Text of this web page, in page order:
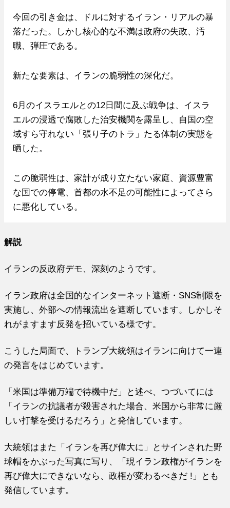
今回の引き金は、ドルに対するイラン・リアルの暴
落だった。しかし核心的な不満は政府の失政、汚
職、弾圧である。
新たな要素は、イランの脆弱性の深化だ。
6月のイスラエルとの12日間に及ぶ戦争は、イスラ
エルの浸透で腐敗した治安機関を露呈し、自国の空
域すら守れない「張り子のトラ」たる体制の実態を
晒した。
この脆弱性は、家計が成り立たない家庭、資源豊富
な国での停電、首都の水不足の可能性によってさら
に悪化している。
解説
イランの反政府デモ、深刻のようです。
イラン政府は全国的なインターネット遮断・SNS制限を
実施し、外部への情報流出を遮断しています。しかしそ
れがますます反発を招いている様です。
こうした局面で、トランプ大統領はイランに向けて一連
の発言をはじめています。
「米国は準備万端で待機中だ」と述べ、つづいてには
「イランの抗議者が殺害された場合、米国から非常に厳
しい打撃を受けるだろう」と発信しています。
大統領はまた「イランを再び偉大に」とサインされた野
球帽をかぶった写真に写り、「現イラン政権がイランを
再び偉大にできないなら、政権が変わるべきだ !」とも
発信しています。